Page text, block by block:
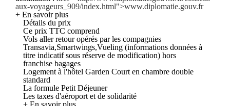
aux-voyageurs_909/index.html">www.diplomatie.gouv.fr
+ En savoir plus
Détails du prix
Ce prix TTC comprend
Vols aller retour opérés par les compagnies
Transavia,Smartwings,Vueling (informations données à
titre indicatif sous réserve de modification) hors
franchise bagages
Logement à l'hôtel Garden Court en chambre double
standard
La formule Petit Déjeuner
Les taxes d'aéroport et de solidarité
+ En savoir plus